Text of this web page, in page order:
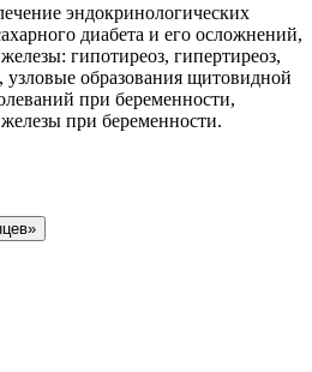
эндокринологических
диабета и его осложнений,
гипотиреоз, гипертиреоз,
образования щитовидной
при беременности,
при беременности.